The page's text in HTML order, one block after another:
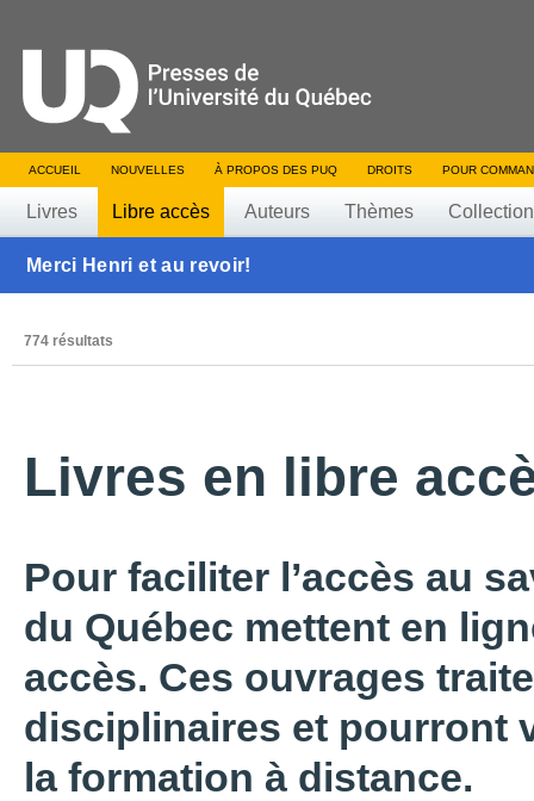
ACCUEIL NOUVELLES À PROPOS DES PUQ DROITS POUR
Livres Libre accès Auteurs Thèmes
Merci Henri et au revoir!
774 résultats
Livres en libre
Pour faciliter l’accès au
du Québec mettent en
accès. Ces ouvrages
disciplinaires et pourront
la formation à distance.